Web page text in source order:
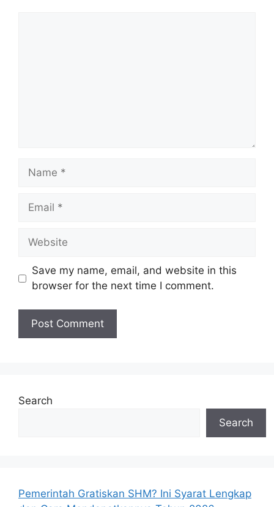
Name
Email
Website
Save my name, email, and website in this
browser for the next time I comment.
Search
Search
Pemerintah Gratiskan SHM? Ini Syarat Lengkap